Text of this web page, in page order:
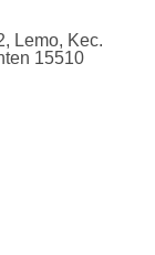
Lemo, Kec.
15510